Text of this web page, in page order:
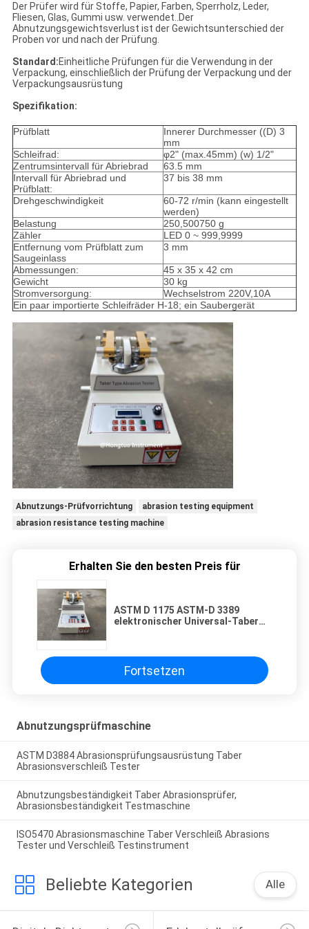
Der Prüfer wird für Stoffe, Papier, Farben, Sperrholz, Leder,
Fliesen, Glas, Gummi usw. verwendet..Der
Abnutzungsgewichtsverlust ist der Gewichtsunterschied der
Proben vor und nach der Prüfung.
Standard:Einheitliche Prüfungen für die Verwendung in der
Verpackung, einschließlich der Prüfung der Verpackung und der
Verpackungsausrüstung
Spezifikation:
Prüfblatt
Innerer Durchmesser ((D) 3
mm
Schleifrad:
φ2" (max.45mm) (w) 1/2"
Zentrumsintervall für Abriebrad
63.5 mm
Intervall für Abriebrad und
Prüfblatt:
37 bis 38 mm
Drehgeschwindigkeit
60-72 r/min (kann eingestellt
werden)
Belastung
250,500750 g
Zähler
LED 0 ~ 999,9999
Entfernung vom Prüfblatt zum
Saugeinlass
3 mm
Abmessungen:
45 x 35 x 42 cm
Gewicht
30 kg
Stromversorgung:
Wechselstrom 220V,10A
Ein paar importierte Schleifräder H-18; ein Saubergerät
Abnutzungs-Prüfvorrichtung
abrasion testing equipment
abrasion resistance testing machine
Erhalten Sie den besten Preis für
ASTM D 1175 ASTM-D 3389
elektronischer Universal-Taber
Fortsetzen
Abnutzungsprüfmaschine
ASTM D3884 Abrasionsprüfungsausrüstung Taber
Abrasionsverschleiß Tester
Abnutzungsbeständigkeit Taber Abrasionsprüfer,
Abrasionsbeständigkeit Testmaschine
ISO5470 Abrasionsmaschine Taber Verschleiß Abrasions
Tester und Verschleiß Testinstrument
Beliebte Kategorien Alle